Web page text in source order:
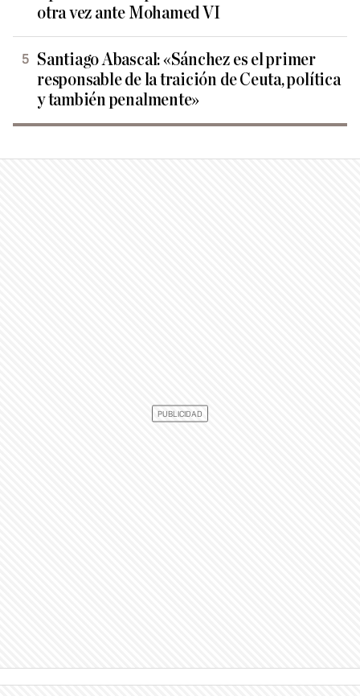
otra vez ante Mohamed VI
Santiago Abascal: «Sánchez es el primer
responsable de la traición de Ceuta, política
y también penalmente»